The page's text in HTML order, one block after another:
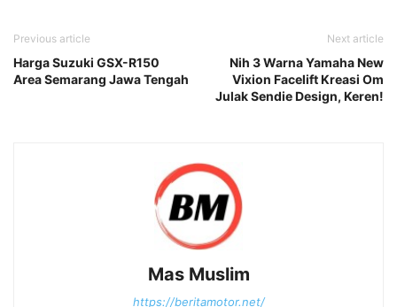
Previous article
Harga Suzuki GSX-R150
Area Semarang Jawa Tengah
Next article
Nih 3 Warna Yamaha New
Vixion Facelift Kreasi Om
Julak Sendie Design, Keren!
Mas Muslim
https://beritamotor.net/